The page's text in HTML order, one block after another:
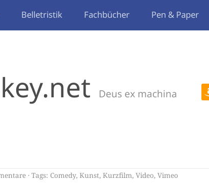
Belletristik Fachbücher Pen & Paper
Deus ex machina
Tags: Comedy, Kunst, Kurzfilm, Video, Vimeo